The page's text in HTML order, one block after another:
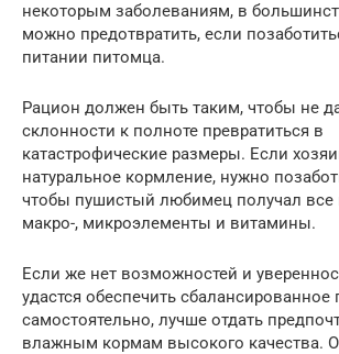
некоторым заболеваниям, в
можно предотвратить, если
питании питомца.
Рацион должен быть таким, чтобы не
склонности к полноте превратиться в
катастрофические размеры. Если
натуральное кормление, нужно
чтобы пушистый любимец получал
макро-, микроэлементы и витамины.
Если же нет возможностей и
удастся обеспечить сбалансированное
самостоятельно, лучше отдать
влажным кормам высокого качества.